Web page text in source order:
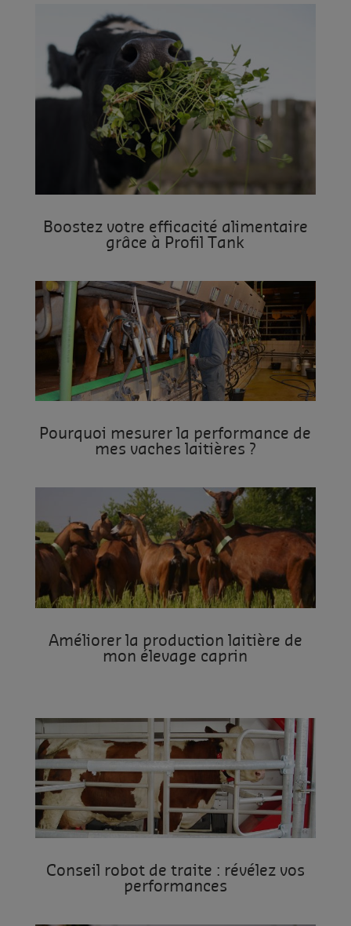
Boostez votre efficacité alimentaire
grâce à Profil Tank
Pourquoi mesurer la performance de
mes vaches laitières ?
Améliorer la production laitière de
mon élevage caprin
Conseil robot de traite : révélez vos
performances